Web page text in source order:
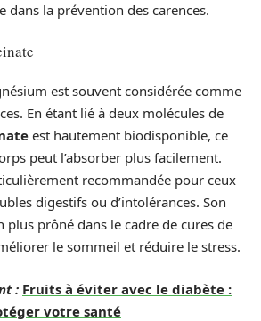
dans la prévention des carences.
est souvent considérée comme
En étant lié à deux molécules de
est hautement biodisponible, ce
peut l’absorber plus facilement.
recommandée pour ceux
digestifs ou d’intolérances. Son
plus prôné dans le cadre de cures de
le sommeil et réduire le stress.
: Fruits à éviter avec le diabète :
votre santé